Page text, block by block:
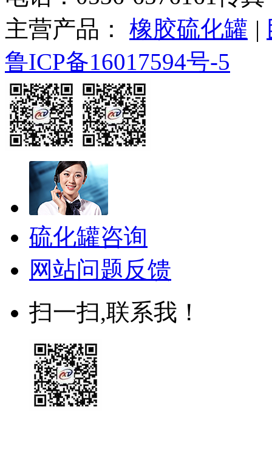
主营产品： 橡胶硫化罐 |
鲁ICP备16017594号-5
硫化罐咨询
网站问题反馈
扫一扫,联系我！